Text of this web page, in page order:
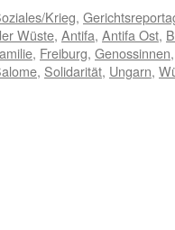
Krieg,
Wüste, Antifa, Antifa Ost,
, Freiburg, Genossinnen
, Solidarität, Ungarn,